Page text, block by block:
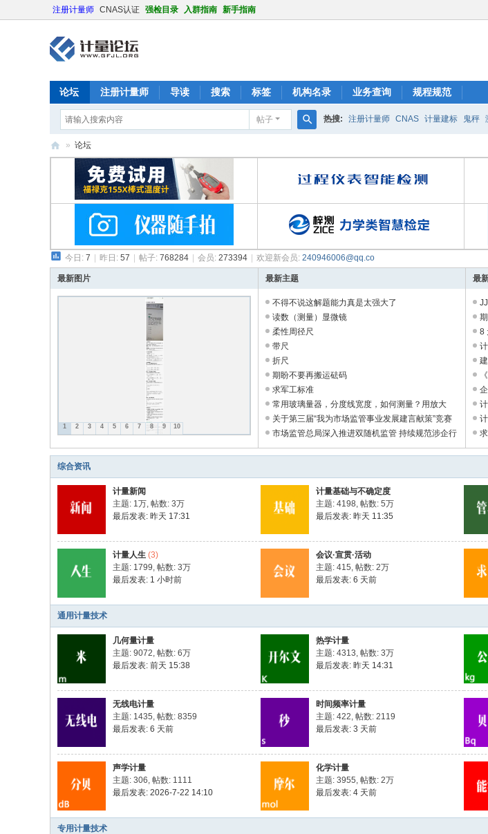
注册计量师 CNAS认证 强检目录 入群指南 新手指南
论坛 注册计量师 导读 搜索 标签 机构名录 业务查询 规程规范
帖子
索
热搜: 注册计量师 CNAS 计量建标 鬼秤
论
» 论坛
今日: 7 昨日: 57 帖子: 768284 会员: 273394 欢迎新会员: 240946006@qq.co
最新图片
1 2 3 4 5 6 7 8 9 10
最新主题
不得不说这解题能力真是太强大了
读数（测量）显微镜
柔性周径尺
带尺
折尺
期盼不要再搬运砝码
求军工标准
常用玻璃量器，分度线宽度，如何测量？用放大
镜？ ...
关于第三届“我为市场监管事业发展建言献策”竞赛
活动 ...
市场监管总局深入推进双随机监管 持续规范涉企行
政检 ...
最
8
国
具
会
否
可
综合资讯
计量新闻
主题: 1万, 帖数: 3万
最后发表: 昨天 17:31
计量基础与不确定度
主题: 4198, 帖数: 5万
最后发表: 昨天 11:35
计量人生 (3)
主题: 1799, 帖数: 3万
最后发表: 1 小时前
会议·宣贯·活动
主题: 415, 帖数: 2万
最后发表: 6 天前
通用计量技术
几何量计量
主题: 9072, 帖数: 6万
最后发表: 前天 15:38
热学计量
主题: 4313, 帖数: 3万
最后发表: 昨天 14:31
无线电计量
主题: 1435, 帖数: 8359
最后发表: 6 天前
时间频率计量
主题: 422, 帖数: 2119
最后发表: 3 天前
声学计量
主题: 306, 帖数: 1111
最后发表: 2026-7-22 14:10
化学计量
主题: 3955, 帖数: 2万
最后发表: 4 天前
专用计量技术